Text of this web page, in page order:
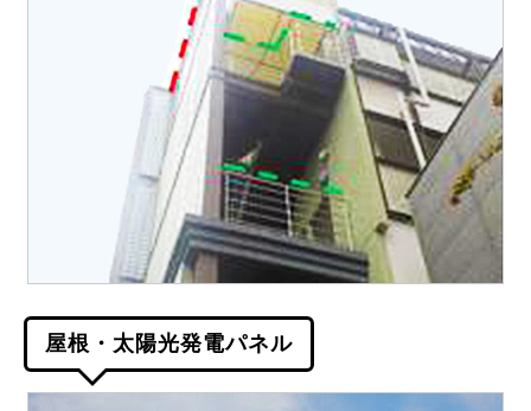
屋根・太陽光発電パネル